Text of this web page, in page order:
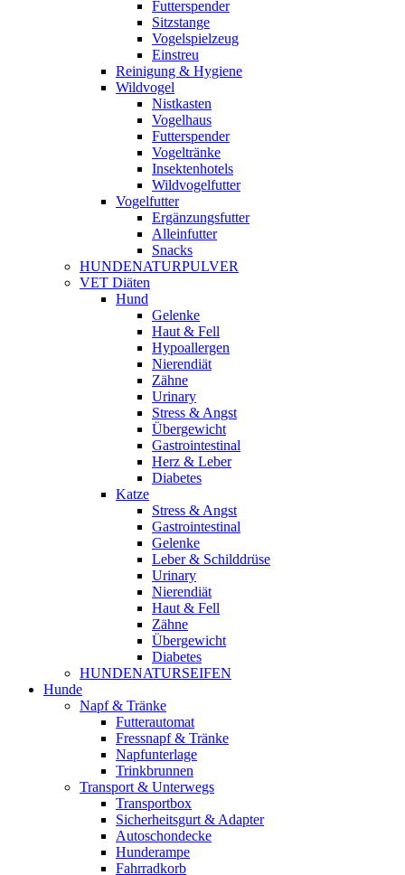
Futterspender
Sitzstange
Vogelspielzeug
Einstreu
Reinigung & Hygiene
Wildvogel
Nistkasten
Vogelhaus
Futterspender
Vogeltränke
Insektenhotels
Wildvogelfutter
Vogelfutter
Ergänzungsfutter
Alleinfutter
Snacks
HUNDENATURPULVER
VET Diäten
Hund
Gelenke
Haut & Fell
Hypoallergen
Nierendiät
Zähne
Urinary
Stress & Angst
Übergewicht
Gastrointestinal
Herz & Leber
Diabetes
Katze
Stress & Angst
Gastrointestinal
Gelenke
Leber & Schilddrüse
Urinary
Nierendiät
Haut & Fell
Zähne
Übergewicht
Diabetes
HUNDENATURSEIFEN
Hunde
Napf & Tränke
Futterautomat
Fressnapf & Tränke
Napfunterlage
Trinkbrunnen
Transport & Unterwegs
Transportbox
Sicherheitsgurt & Adapter
Autoschondecke
Hunderampe
Fahrradkorb